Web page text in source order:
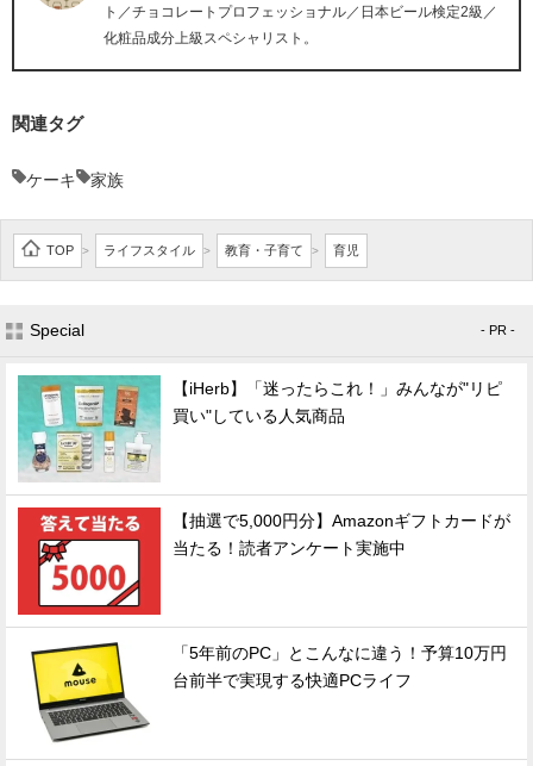
ト／チョコレートプロフェッショナル／日本ビール検定2級／
化粧品成分上級スペシャリスト。
関連タグ
ケーキ 家族
TOP > ライフスタイル > 教育・子育て > 育児
Special - PR -
【iHerb】「迷ったらこれ！」みんなが"リピ
買い"している人気商品
【抽選で5,000円分】Amazonギフトカードが
当たる！読者アンケート実施中
「5年前のPC」とこんなに違う！予算10万円
台前半で実現する快適PCライフ